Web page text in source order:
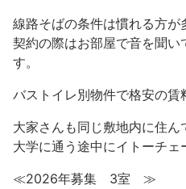
線路そばの条件は慣れる方が
契約の際はお部屋で音を聞い
す。
バストイレ別物件で格安の賃
大家さんも同じ敷地内に住ん
大学に通う途中にイトーチェ
≪2026年募集 3室 ≫